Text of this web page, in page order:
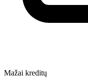
Mažai kreditų